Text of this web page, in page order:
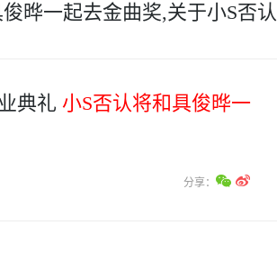
晔一起去金曲奖,关于小S否
典礼 小S否认将和具俊晔一
分享：